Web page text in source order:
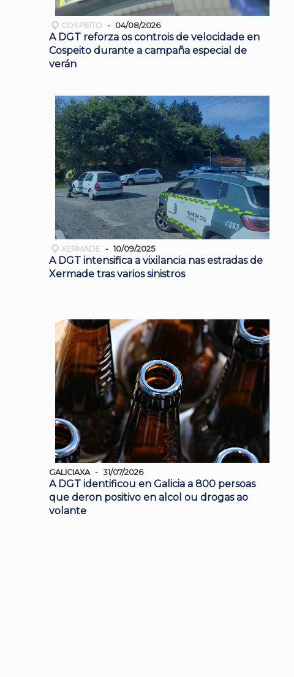
COSPEITO 04/08/2026
A DGT reforza os controis de velocidade en
Cospeito durante a campaña especial de
verán
XERMADE 10/09/2025
A DGT intensifica a vixilancia nas estradas de
Xermade tras varios sinistros
GALICIAXA 31/07/2026
A DGT identificou en Galicia a 800 persoas
que deron positivo en alcol ou drogas ao
volante